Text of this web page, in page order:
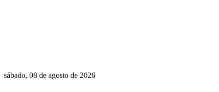
sábado, 08 de agosto de 2026